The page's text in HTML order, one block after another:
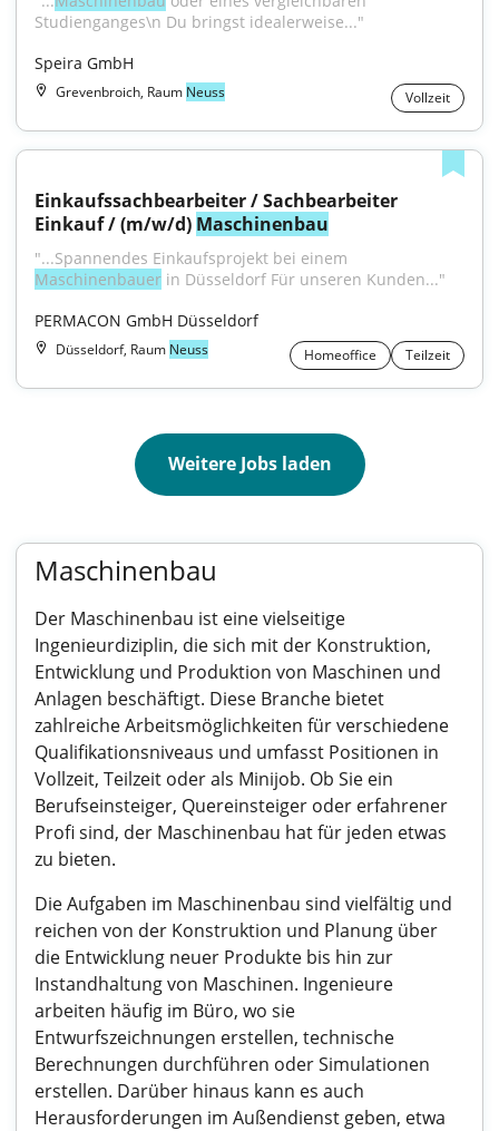
Studienganges\n Du bringst idealerweise..."
Speira GmbH
Grevenbroich, Raum Neuss Vollzeit
Einkaufssachbearbeiter / Sachbearbeiter
Einkauf / (m/w/d) Maschinenbau
Maschinenbauer in Düsseldorf Für unseren Kunden..."
PERMACON GmbH Düsseldorf
Düsseldorf, Raum Neuss Homeoffice Teilzeit
Weitere Jobs laden
Maschinenbau
Der Maschinenbau ist eine vielseitige
Ingenieurdiziplin, die sich mit der Konstruktion,
Entwicklung und Produktion von Maschinen und
Anlagen beschäftigt. Diese Branche bietet
zahlreiche Arbeitsmöglichkeiten für verschiedene
Qualifikationsniveaus und umfasst Positionen in
Vollzeit, Teilzeit oder als Minijob. Ob Sie ein
Berufseinsteiger, Quereinsteiger oder erfahrener
Profi sind, der Maschinenbau hat für jeden etwas
zu bieten.
Die Aufgaben im Maschinenbau sind vielfältig und
reichen von der Konstruktion und Planung über
die Entwicklung neuer Produkte bis hin zur
Instandhaltung von Maschinen. Ingenieure
arbeiten häufig im Büro, wo sie
Entwurfszeichnungen erstellen, technische
Berechnungen durchführen oder Simulationen
erstellen. Darüber hinaus kann es auch
Herausforderungen im Außendienst geben, etwa